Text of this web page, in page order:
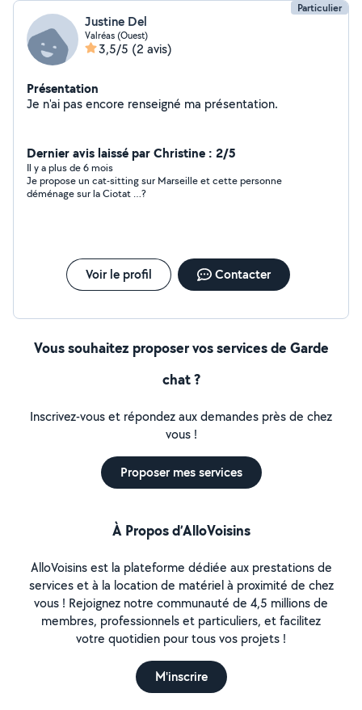
Particulier
Justine Del
Valréas (Ouest)
3,5/5 (2 avis)
Présentation
Je n'ai pas encore renseigné ma présentation.
Dernier avis laissé par Christine : 2/5
Il y a plus de 6 mois
Je propose un cat-sitting sur Marseille et cette personne
déménage sur la Ciotat …?
Voir le profil Contacter
Vous souhaitez proposer vos services de Garde
chat ?
Inscrivez-vous et répondez aux demandes près de chez
vous !
Proposer mes services
À Propos d’AlloVoisins
AlloVoisins est la plateforme dédiée aux prestations de
services et à la location de matériel à proximité de chez
vous ! Rejoignez notre communauté de 4,5 millions de
membres, professionnels et particuliers, et facilitez
votre quotidien pour tous vos projets !
M'inscrire